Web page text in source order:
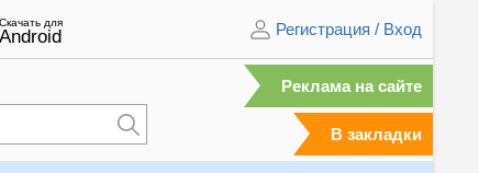
Скачать для
Android Регистрация / Вход
Реклама на сайте
В закладки